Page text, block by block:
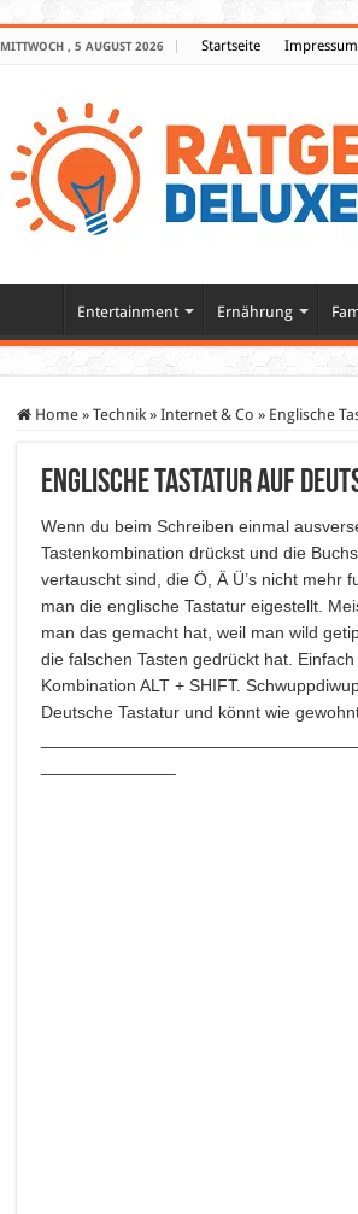
MITTWOCH , 5 AUGUST 2026 Startseite Impressum
Entertainment Ernährung
Home » Technik » Internet & Co » Englische
Englische Tastatur auf
Wenn du beim Schreiben einmal
Tastenkombination drückst und die
vertauscht sind, die Ö, Ä Ü’s nicht mehr
man die englische Tastatur eigestellt.
man das gemacht hat, weil man wild
die falschen Tasten gedrückt hat.
Kombination ALT + SHIFT.
Deutsche Tastatur und könnt wie